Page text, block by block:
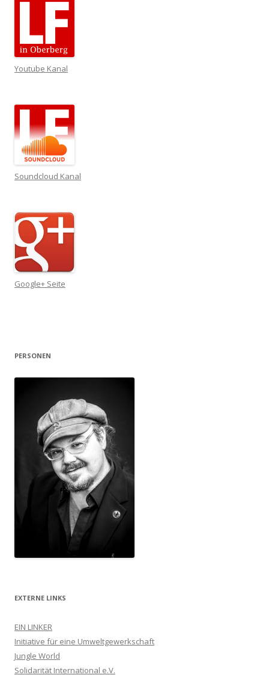
Youtube Kanal
Soundcloud Kanal
Google+ Seite
PERSONEN
EXTERNE LINKS
EIN LINKER
Initiative für eine Umweltgewerkschaft
Jungle World
Solidarität International e.V.